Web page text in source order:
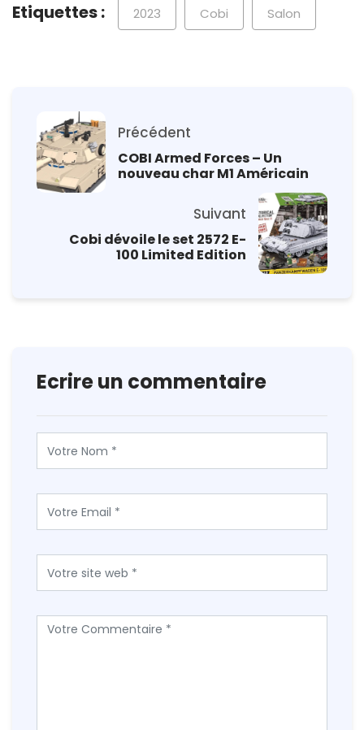
Etiquettes : 2023 Cobi Salon
Précédent
COBI Armed Forces – Un
nouveau char M1 Américain
Suivant
Cobi dévoile le set 2572 E-
100 Limited Edition
Ecrire un commentaire